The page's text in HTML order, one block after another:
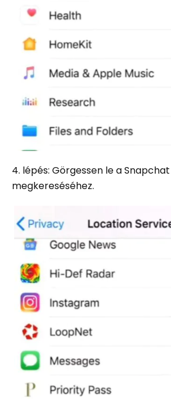
4. lépés: Görgessen le a Snapchat
megkereséséhez.